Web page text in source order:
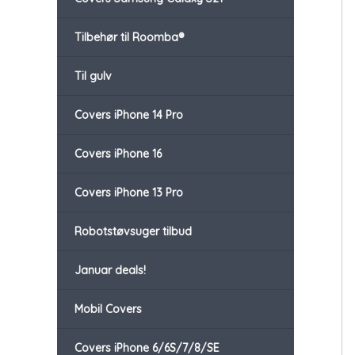
Tilbehør til Roomba®
Til gulv
Covers iPhone 14 Pro
Covers iPhone 16
Covers iPhone 13 Pro
Robotstøvsuger tilbud
Januar deals!
Mobil Covers
Covers iPhone 6/6S/7/8/SE